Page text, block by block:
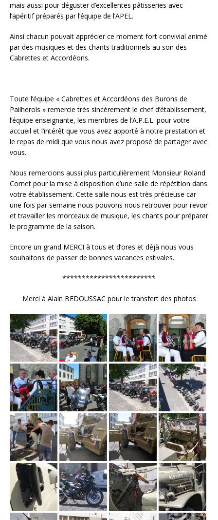
mais aussi pour déguster d’excellentes pâtisseries avec
l’apéritif préparés par l’équipe de l’APEL.
Ainsi chacun pouvait apprécier ce moment fort convivial animé
par des musiques et des chants traditionnels au son des
Cabrettes et Accordéons.
Toute l’équipe « Cabrettes et Accordéons des Burons de
Pailherols » remercie très sincèrement le chef d’établissement,
l’équipe enseignante, les membres de l’A.P.E.L. pour votre
accueil et l’intérêt que vous avez apporté à notre prestation et
le repas de midi que vous nous avez proposé de partager avec
vous.
Nous remercions aussi plus particulièrement Monsieur Roland
Cornet pour la mise à disposition d’une salle de répétition dans
votre établissement. Cette salle nous est très précieuse car
une fois par semaine nous pouvons nous retrouver pour revoir
et travailler les morceaux de musique, les chants pour préparer
le programme de la saison.
Encore un grand MERCI à tous et d’ores et déjà nous vous
souhaitons de passer de bonnes vacances estivales.
************************
Merci à Alain BEDOUSSAC pour le transfert des photos